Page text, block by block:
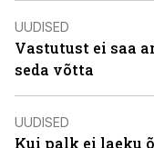
UUDISED
Vastutust ei saa
seda võtta
UUDISED
Kui palk ei laeku